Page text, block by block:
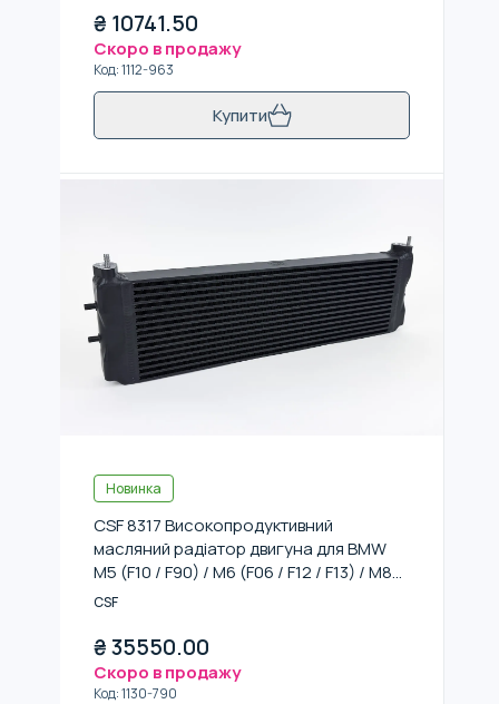
₴ 10741.50
Скоро в продажу
Код:1112-963
Купити
Новинка
CSF 8317 Високопродуктивний
масляний радіатор двигуна для BMW
M5 (F10 / F90) / M6 (F06 / F12 / F13) / M8
(F91 / F92 / F93)
CSF
₴35550.00
Скоро в продажу
Код:1130-790